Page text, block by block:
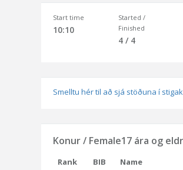
Start time
10:10
Started /
Finished
4 / 4
Smelltu hér til að sjá stöðuna í
Konur / Female17 ára og
Rank BIB Name